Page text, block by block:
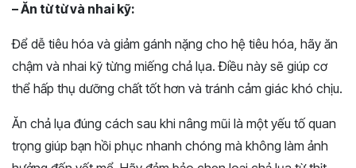
– Ăn từ từ và nhai kỹ:
Để dễ tiêu hóa và giảm gánh nặng cho hệ tiêu hóa, hãy ăn
chậm và nhai kỹ từng miếng chả lụa. Điều này sẽ giúp cơ
thể hấp thụ dưỡng chất tốt hơn và tránh cảm giác khó chịu.
Ăn chả lụa đúng cách sau khi nâng mũi là một yếu tố quan
trọng giúp bạn hồi phục nhanh chóng mà không làm ảnh